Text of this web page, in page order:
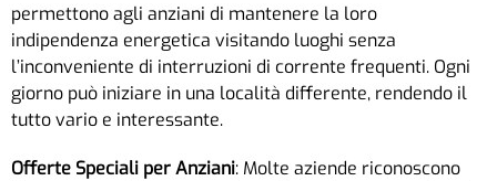
permettono agli anziani di mantenere la loro
indipendenza energetica visitando luoghi senza
l’inconveniente di interruzioni di corrente frequenti. Ogni
giorno può iniziare in una località differente, rendendo il
tutto vario e interessante.
Offerte Speciali per Anziani: Molte aziende riconoscono